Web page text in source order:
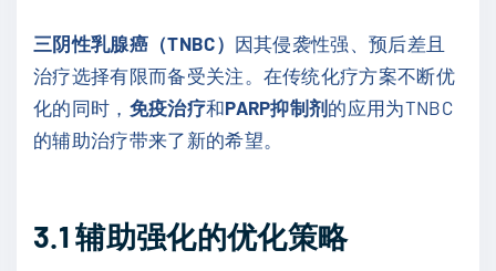
三阴性乳腺癌（TNBC） 因其侵袭性强、预后差且
治疗选择有限而备受关注。在传统化疗方案不断优
化的同时， 免疫治疗和PARP抑制剂的应用为TNBC
的辅助治疗带来了新的希望。
3.1辅助强化的优化策略